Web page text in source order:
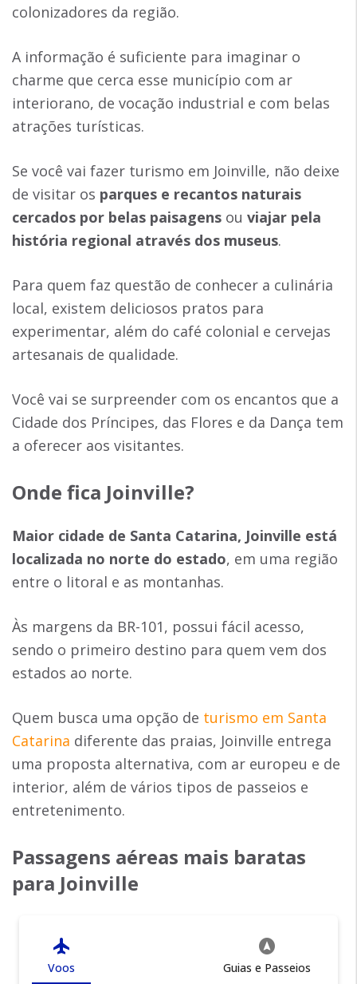
colonizadores da região.
A informação é suficiente para imaginar o
charme que cerca esse município com ar
interiorano, de vocação industrial e com belas
atrações turísticas.
Se você vai fazer turismo em Joinville, não deixe
de visitar os parques e recantos naturais
cercados por belas paisagens ou viajar pela
história regional através dos museus.
Para quem faz questão de conhecer a culinária
local, existem deliciosos pratos para
experimentar, além do café colonial e cervejas
artesanais de qualidade.
Você vai se surpreender com os encantos que a
Cidade dos Príncipes, das Flores e da Dança tem
a oferecer aos visitantes.
Onde fica Joinville?
Maior cidade de Santa Catarina, Joinville está
localizada no norte do estado, em uma região
entre o litoral e as montanhas.
Às margens da BR-101, possui fácil acesso,
sendo o primeiro destino para quem vem dos
estados ao norte.
Quem busca uma opção de turismo em Santa
Catarina diferente das praias, Joinville entrega
uma proposta alternativa, com ar europeu e de
interior, além de vários tipos de passeios e
entretenimento.
Passagens aéreas mais baratas
para Joinville
flight
Voos
assistant_navigation
Guias e Passeios